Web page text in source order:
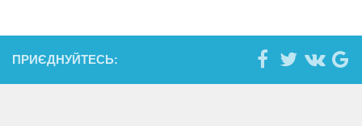
ПРИЄДНУЙТЕСЬ: